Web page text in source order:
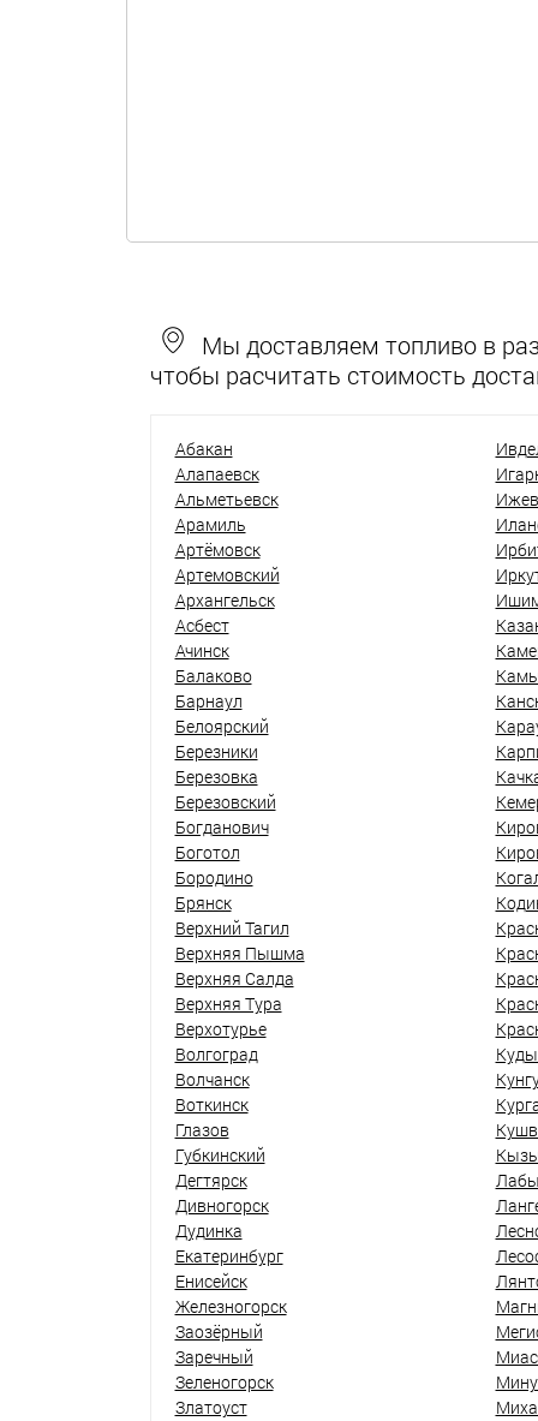
Мы доставляем топливо в
чтобы расчитать стоимость
Абакан
Алапаевск
Альметьевск
Арамиль
Артёмовск
Артемовский
Архангельск
Асбест
Ачинск
Балаково
Барнаул
Белоярский
Березники
Березовка
Березовский
Богданович
Боготол
Бородино
Брянск
Верхний Тагил
Верхняя Пышма
Верхняя Салда
Верхняя Тура
Верхотурье
Волгоград
Волчанск
Воткинск
Глазов
Губкинский
Дегтярск
Дивногорск
Дудинка
Екатеринбург
Енисейск
Железногорск
Заозёрный
Заречный
Зеленогорск
Златоуст